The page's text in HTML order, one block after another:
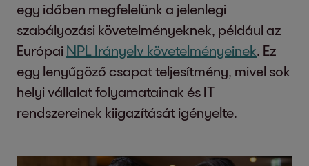
egy időben megfelelünk a jelenlegi
szabályozási követelményeknek, például az
Európai NPL Irányelv követelményeinek. Ez
egy lenyűgöző csapat teljesítmény, mivel sok
helyi vállalat folyamatainak és IT
rendszereinek kiigazítását igényelte.